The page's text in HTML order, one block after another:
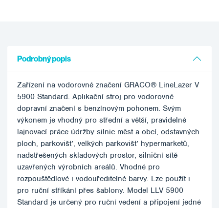
Podrobný popis
Zařízení na vodorovné značení GRACO® LineLazer V
5900 Standard. Aplikační stroj pro vodorovné
dopravní značení s benzínovým pohonem. Svým
výkonem je vhodný pro střední a větší, pravidelné
lajnovací práce údržby silnic měst a obcí, odstavných
ploch, parkovišť, velkých parkovišť hypermarketů,
nadstřešených skladových prostor, silniční sítě
uzavřených výrobních areálů. Vhodné pro
rozpouštědlové i vodouředitelné barvy. Lze použít i
pro ruční stříkání přes šablony. Model LLV 5900
Standard je určený pro ruční vedení a připojení jedné